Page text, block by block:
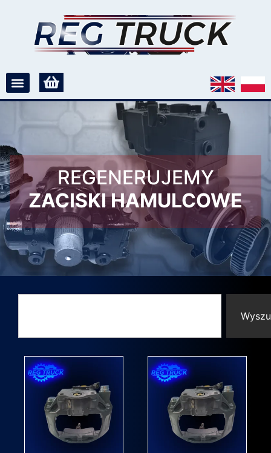
REGENERUJEMY
ZACISKI HAMULCOWE